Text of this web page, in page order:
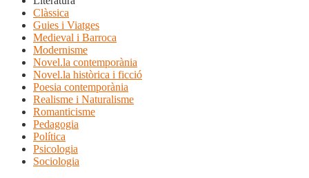
Clàssica
Guies i Viatges
Medieval i Barroca
Modernisme
Novel.la contemporània
Novel.la històrica i ficció
Poesia contemporània
Realisme i Naturalisme
Romanticisme
Pedagogia
Política
Psicologia
Sociologia